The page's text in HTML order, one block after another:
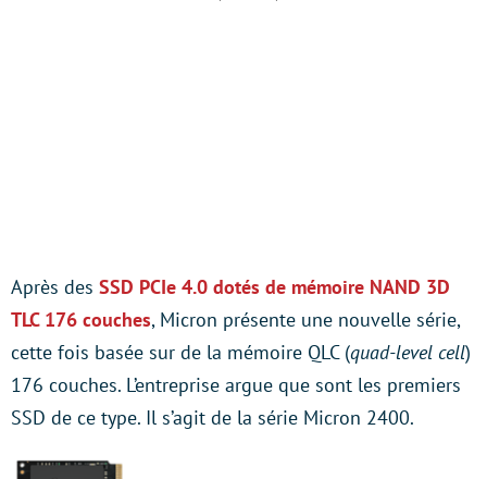
Après des SSD PCIe 4.0 dotés de mémoire NAND 3D
TLC 176 couches, Micron présente une nouvelle série,
cette fois basée sur de la mémoire QLC (quad-level cell)
176 couches. L’entreprise argue que sont les premiers
SSD de ce type. Il s’agit de la série Micron 2400.